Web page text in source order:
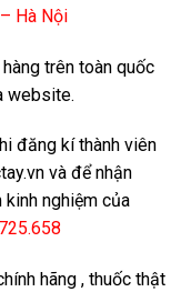
Hà Nội
trên toàn quốc
website.
đăng kí thành viên
và để nhận
nghiệm của
hãng , thuốc thật